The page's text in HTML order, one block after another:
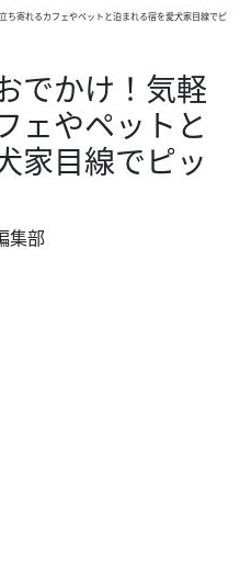
ち寄れるカフェやペットと泊まれる宿を愛犬家目線でピ
でかけ！気軽
ェやペットと
家目線でピッ
集部